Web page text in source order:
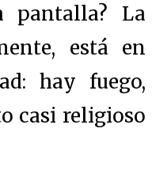
pantalla? La
está en
hay fuego,
casi religioso